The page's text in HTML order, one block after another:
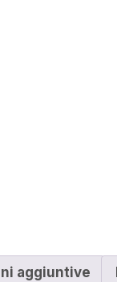
aggiuntive